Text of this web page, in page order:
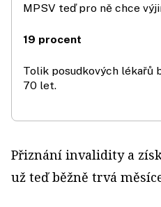
MPSV teď pro ně chce
19 procent
Tolik posudkových lékařů
70 let.
Přiznání invalidity a
už teď běžně trvá